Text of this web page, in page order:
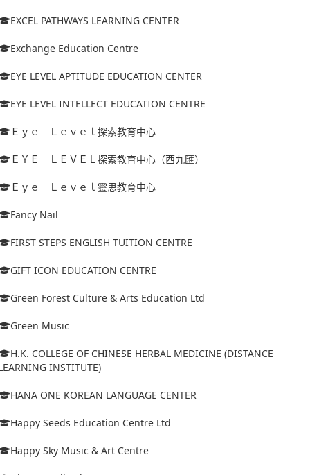
EXCEL PATHWAYS LEARNING CENTER
Exchange Education Centre
EYE LEVEL APTITUDE EDUCATION CENTER
EYE LEVEL INTELLECT EDUCATION CENTRE
Ｅｙｅ Ｌｅｖｅｌ探索教育中心
ＥＹＥ ＬＥＶＥＬ探索教育中心（西九匯）
Ｅｙｅ Ｌｅｖｅｌ靈思教育中心
Fancy Nail
FIRST STEPS ENGLISH TUITION CENTRE
GIFT ICON EDUCATION CENTRE
Green Forest Culture & Arts Education Ltd
Green Music
H.K. COLLEGE OF CHINESE HERBAL MEDICINE (DISTANCE
INSTITUTE)
HANA ONE KOREAN LANGUAGE CENTER
Happy Seeds Education Centre Ltd
Happy Sky Music & Art Centre